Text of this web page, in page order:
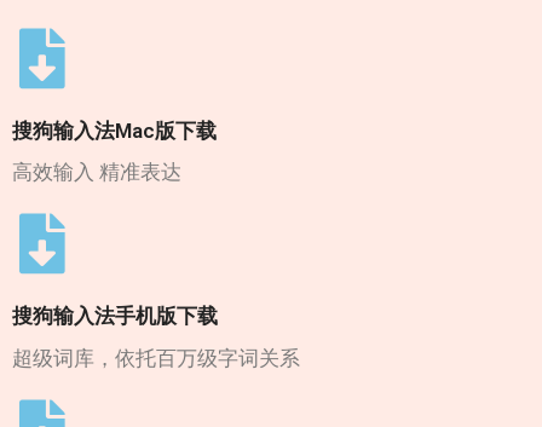
搜狗输入法Mac版下载
高效输入 精准表达
搜狗输入法手机版下载
超级词库，依托百万级字词关系